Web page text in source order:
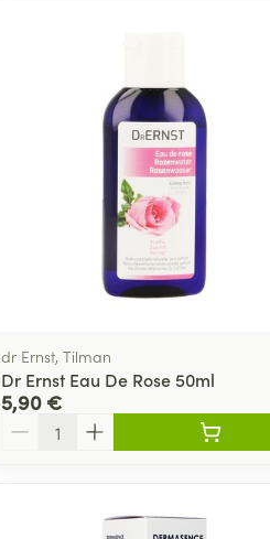
dr Ernst, Tilman
Dr Ernst Eau De Rose 50ml
5,90 €
Quantité